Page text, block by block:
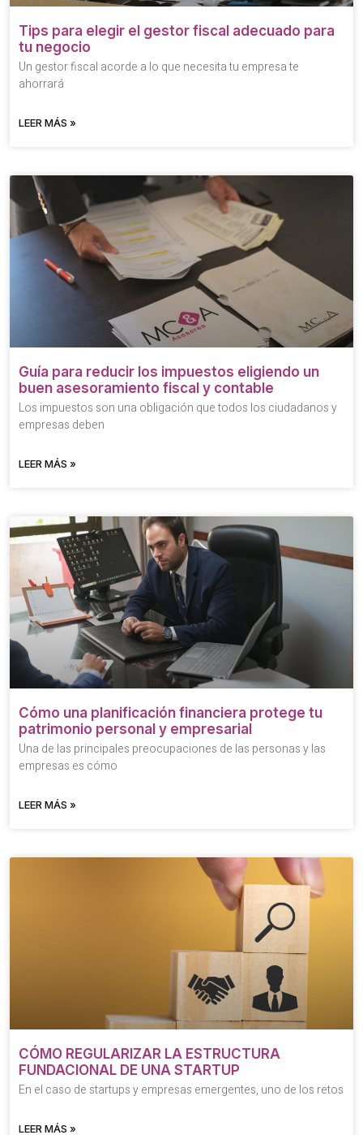
Tips para elegir el gestor fiscal adecuado para
tu negocio
Un gestor fiscal acorde a lo que necesita tu empresa te
ahorrará
LEER MÁS »
Guía para reducir los impuestos eligiendo un
buen asesoramiento fiscal y contable
Los impuestos son una obligación que todos los ciudadanos y
empresas deben
LEER MÁS »
Cómo una planificación financiera protege tu
patrimonio personal y empresarial
Una de las principales preocupaciones de las personas y las
empresas es cómo
LEER MÁS »
CÓMO REGULARIZAR LA ESTRUCTURA
FUNDACIONAL DE UNA STARTUP
En el caso de startups y empresas emergentes, uno de los retos
LEER MÁS »